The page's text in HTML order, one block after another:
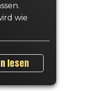
wie
lesen